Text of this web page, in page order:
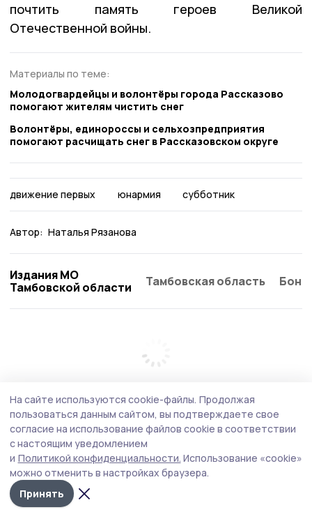
почтить память героев Великой
Отечественной войны.
Материалы по теме:
Молодогвардейцы и волонтёры города Рассказово
помогают жителям чистить снег
Волонтёры, единороссы и сельхозпредприятия
помогают расчищать снег в Рассказовском округе
движение первых юнармия субботник
Автор: Наталья Рязанова
Издания МО
Тамбовской области
Тамбовская область
На сайте используются cookie-файлы. Продолжая
пользоваться данным сайтом, вы подтверждаете свое
согласие на использование файлов cookie в соответствии
с настоящим уведомлением
и Политикой конфиденциальности. Использование «cookie»
можно отменить в настройках браузера.
Принять